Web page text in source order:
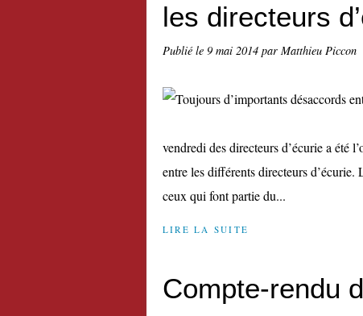
les directeurs
Publié le 9 mai 2014 par Matthieu Piccon
vendredi des directeurs d’écurie a été
entre les différents directeurs
ceux qui font partie du...
LIRE LA SUITE
Compte-rendu